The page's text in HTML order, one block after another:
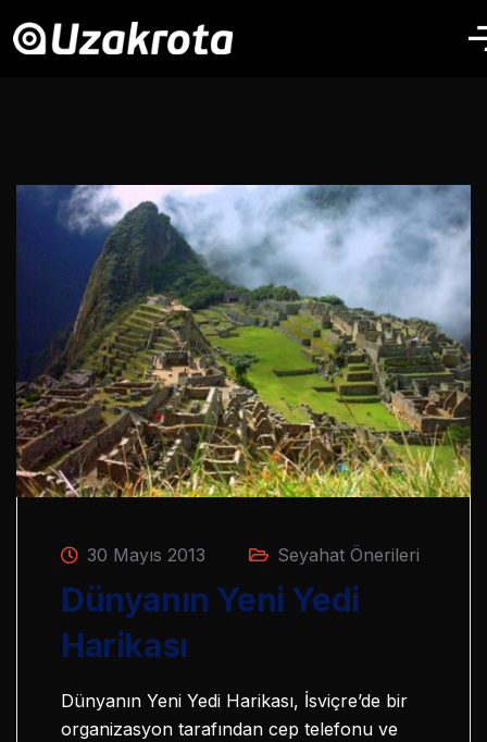
30 Mayıs 2013 Seyahat Önerileri
Dünyanın Yeni Yedi
Harikası
Dünyanın Yeni Yedi Harikası, İsviçre’de bir
organizasyon tarafından cep telefonu ve